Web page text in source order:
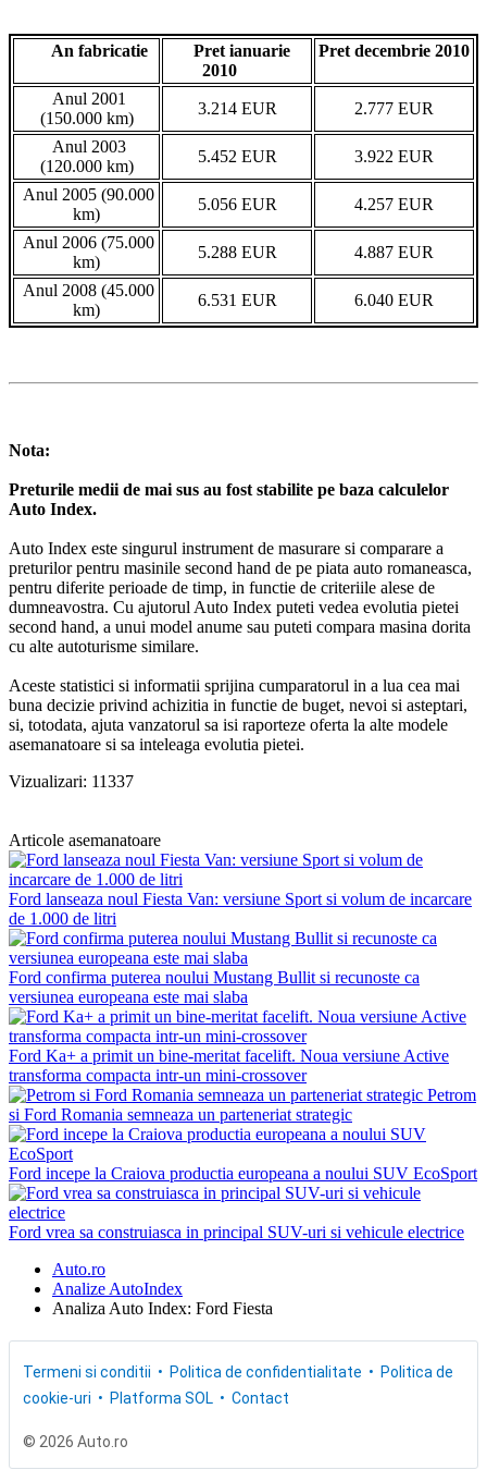
An fabricatie
Pret ianuarie
2010
Pret decembrie 2010
Anul 2001
(150.000 km)
3.214 EUR 2.777 EUR
Anul 2003
(120.000 km)
5.452 EUR 3.922 EUR
Anul 2005 (90.000
km)
5.056 EUR 4.257 EUR
Anul 2006 (75.000
km)
5.288 EUR 4.887 EUR
Anul 2008 (45.000
km)
6.531 EUR 6.040 EUR
Nota:
Preturile medii de mai sus au fost stabilite pe baza calculelor
Auto Index.
Auto Index este singurul instrument de masurare si comparare a
preturilor pentru masinile second hand de pe piata auto romaneasca,
pentru diferite perioade de timp, in functie de criteriile alese de
dumneavostra. Cu ajutorul Auto Index puteti vedea evolutia pietei
second hand, a unui model anume sau puteti compara masina dorita
cu alte autoturisme similare.
Aceste statistici si informatii sprijina cumparatorul in a lua cea mai
buna decizie privind achizitia in functie de buget, nevoi si asteptari,
si, totodata, ajuta vanzatorul sa isi raporteze oferta la alte modele
asemanatoare si sa inteleaga evolutia pietei.
Vizualizari: 11337
Articole asemanatoare
Ford lanseaza noul Fiesta Van: versiune Sport si volum de incarcare
de 1.000 de litri
Ford confirma puterea noului Mustang Bullit si recunoste ca
versiunea europeana este mai slaba
Ford Ka+ a primit un bine-meritat facelift. Noua versiune Active
transforma compacta intr-un mini-crossover
Petrom
si Ford Romania semneaza un parteneriat strategic
Ford incepe la Craiova productia europeana a noului SUV EcoSport
Ford vrea sa construiasca in principal SUV-uri si vehicule electrice
Auto.ro
Analize AutoIndex
Analiza Auto Index: Ford Fiesta
Termeni si conditii Politica de confidentialitate
Politica de
cookie-uri
Platforma SOL Contact
© 2026 Auto.ro